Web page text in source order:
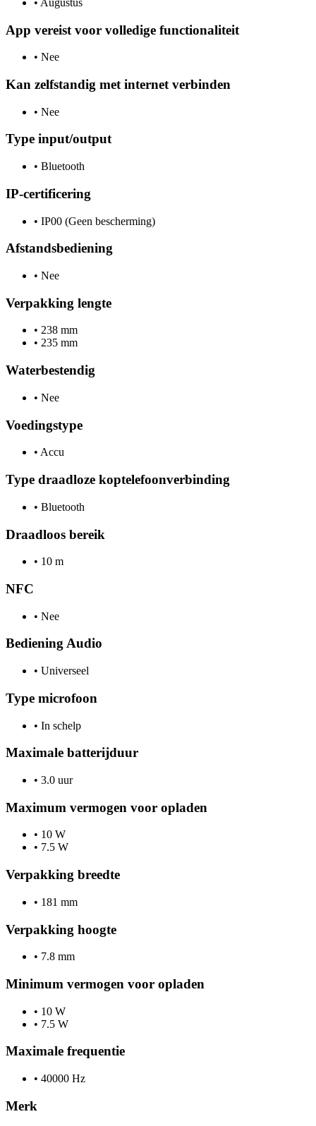
App vereist voor volledige functionaliteit
• Nee
Kan zelfstandig met internet verbinden
• Nee
Type input/output
• Bluetooth
IP-certificering
• IP00 (Geen bescherming)
Afstandsbediening
• Nee
Verpakking lengte
• 238 mm
• 235 mm
Waterbestendig
• Nee
Voedingstype
• Accu
Type draadloze koptelefoonverbinding
• Bluetooth
Draadloos bereik
• 10 m
NFC
• Nee
Bediening Audio
• Universeel
Type microfoon
• In schelp
Maximale batterijduur
• 3.0 uur
Maximum vermogen voor opladen
• 10 W
• 7.5 W
Verpakking breedte
• 181 mm
Verpakking hoogte
• 7.8 mm
Minimum vermogen voor opladen
• 10 W
• 7.5 W
Maximale frequentie
• 40000 Hz
Merk